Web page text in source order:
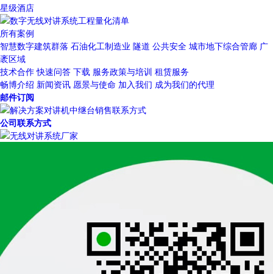
星级酒店
所有案例
智慧数字建筑群落 石油化工制造业 隧道 公共安全 城市地下综合管廊 广
袤区域
技术合作 快速问答 下载 服务政策与培训 租赁服务
畅博介绍 新闻资讯 愿景与使命 加入我们 成为我们的代理
邮件订阅
公司联系方式